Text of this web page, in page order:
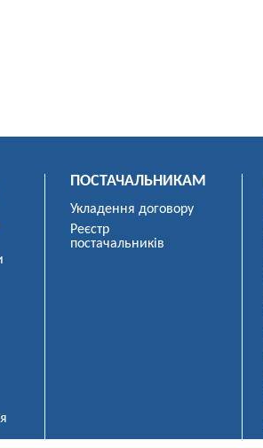
ПОСТАЧАЛЬНИКАМ
Укладення договору
Реєстр
постачальників